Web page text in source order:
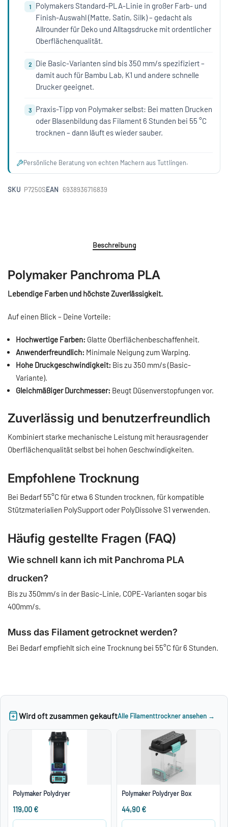
1
Polymakers Standard-PLA-Linie in großer Farb- und
Finish-Auswahl (Matte, Satin, Silk) – gedacht als
Allrounder für Deko und Alltagsdrucke mit ordentlicher
Oberflächenqualität.
2
Die Basic-Varianten sind bis 350 mm/s spezifiziert –
damit auch für Bambu Lab, K1 und andere schnelle
Drucker geeignet.
3
Praxis-Tipp von Polymaker selbst: Bei matten Drucken
oder Blasenbildung das Filament 6 Stunden bei 55 °C
trocknen – dann läuft es wieder sauber.
Persönliche Beratung von echten Machern aus Tuttlingen.
SKU P7250SEAN 6938936716839
Beschreibung
Polymaker Panchroma PLA
Lebendige Farben und höchste Zuverlässigkeit.
Auf einen Blick – Deine Vorteile:
Hochwertige Farben: Glatte Oberflächenbeschaffenheit.
Anwenderfreundlich: Minimale Neigung zum Warping.
Hohe Druckgeschwindigkeit: Bis zu 350 mm/s (Basic-
Variante).
Gleichmäßiger Durchmesser: Beugt Düsenverstopfungen vor.
Zuverlässig und benutzerfreundlich
Kombiniert starke mechanische Leistung mit herausragender
Oberflächenqualität selbst bei hohen Geschwindigkeiten.
Empfohlene Trocknung
Bei Bedarf 55°C für etwa 6 Stunden trocknen, für kompatible
Stützmaterialien PolySupport oder PolyDissolve S1 verwenden.
Häufig gestellte Fragen (FAQ)
Wie schnell kann ich mit Panchroma PLA
drucken?
Bis zu 350mm/s in der Basic-Linie, COPE-Varianten sogar bis
400mm/s.
Muss das Filament getrocknet werden?
Bei Bedarf empfiehlt sich eine Trocknung bei 55°C für 6 Stunden.
Wird oft zusammen gekauftAlle Filamenttrockner ansehen →
Polymaker Polydryer
119,00 €
Polymaker Polydryer Box
44,90 €